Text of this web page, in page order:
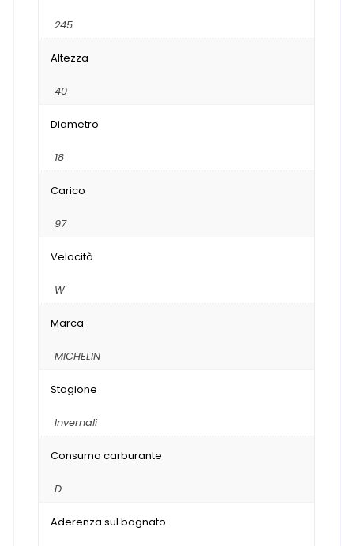
245
Altezza
40
Diametro
18
Carico
97
Velocità
W
Marca
MICHELIN
Stagione
Invernali
Consumo carburante
D
Aderenza sul bagnato